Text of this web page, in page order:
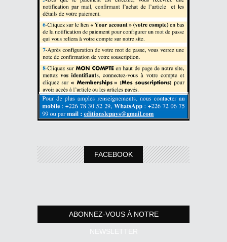
FACEBOOK
ABONNEZ-VOUS À NOTRE
NEWSLETTER